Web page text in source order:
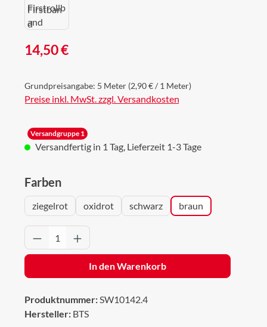
Regulärer Preis:
14,50 €
Grundpreisangabe: 5 Meter (2,90 € / 1 Meter)
Preise inkl. MwSt. zzgl. Versandkosten
Versandgruppe 1
Versandfertig in 1 Tag, Lieferzeit 1-3 Tage
Farbenauswählen
ziegelrot oxidrot schwarz braun
Produkt Anzahl: Gib den gewünschten
In den Warenkorb
Produktnummer:SW10142.4
Hersteller: BTS